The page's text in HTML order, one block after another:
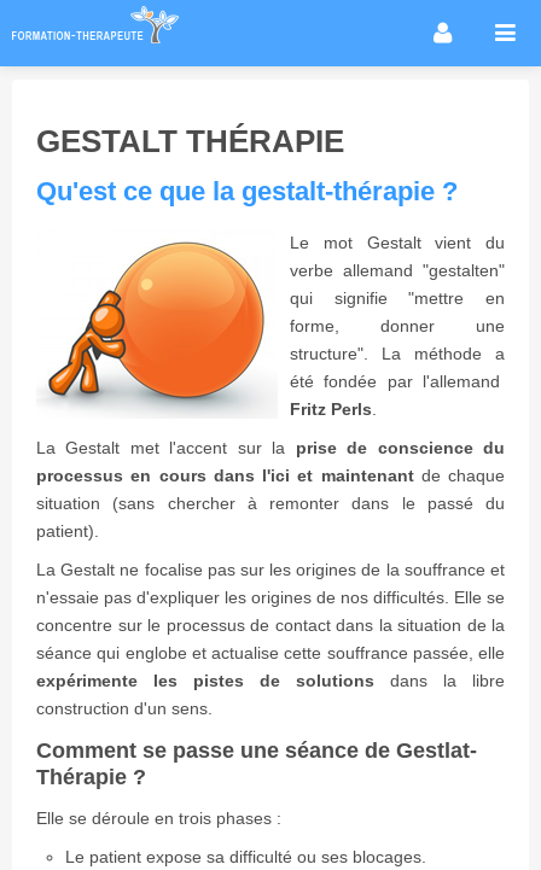
Thérapies / méthodes
Écoles
Conseils formation
Annuaire des praticiens
Agenda & Actualités
Forum
GESTALT THÉRAPIE
Qu'est ce que la gestalt-thérapie ?
Le mot Gestalt vient du
verbe allemand "gestalten"
qui signifie "mettre en
forme, donner une
structure". La méthode a
été fondée par l'allemand
Fritz Perls
La Gestalt met l'accent sur la prise de conscience du
processus en cours dans l'ici et maintenant de chaque
situation (sans chercher à remonter dans le passé du
patient).
La Gestalt ne focalise pas sur les origines de la souffrance et
n'essaie pas d'expliquer les origines de nos difficultés. Elle se
concentre sur le processus de contact dans la situation de la
séance qui englobe et actualise cette souffrance passée, elle
expérimente les pistes de solutions dans la libre
construction d'un sens.
Comment se passe une séance de Gestlat-
Thérapie ?
Elle se déroule en trois phases :
Le patient expose sa difficulté ou ses blocages.